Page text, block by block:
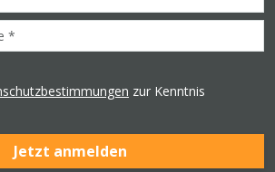
zur Kenntnis
Jetzt anmelden